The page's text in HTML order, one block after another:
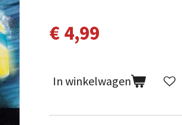
€ 4,99
In winkelwagen